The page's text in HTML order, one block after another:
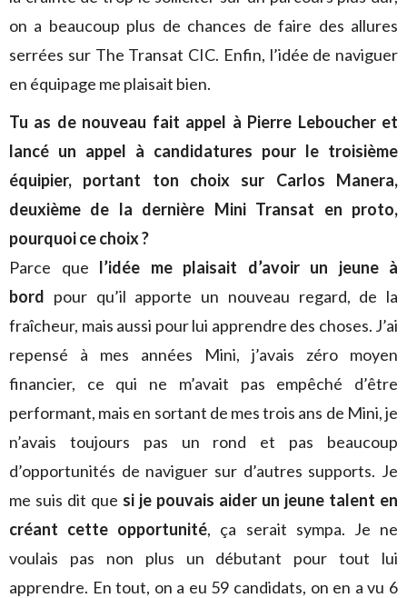
on a beaucoup plus de chances de faire des allures
serrées sur The Transat CIC. Enfin, l’idée de naviguer
en équipage me plaisait bien.
Tu as de nouveau fait appel à Pierre Leboucher et
lancé un appel à candidatures pour le troisième
équipier, portant ton choix sur Carlos Manera,
deuxième de la dernière Mini Transat en proto,
pourquoi ce choix ?
Parce que l’idée me plaisait d’avoir un jeune à
bord pour qu’il apporte un nouveau regard, de la
fraîcheur, mais aussi pour lui apprendre des choses. J’ai
repensé à mes années Mini, j’avais zéro moyen
financier, ce qui ne m’avait pas empêché d’être
performant, mais en sortant de mes trois ans de Mini, je
n’avais toujours pas un rond et pas beaucoup
d’opportunités de naviguer sur d’autres supports. Je
me suis dit que si je pouvais aider un jeune talent en
créant cette opportunité, ça serait sympa. Je ne
voulais pas non plus un débutant pour tout lui
apprendre. En tout, on a eu 59 candidats, on en a vu 6